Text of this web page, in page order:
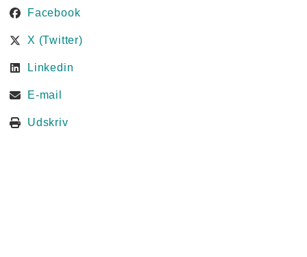
Facebook
X (Twitter)
Linkedin
E-mail
Udskriv